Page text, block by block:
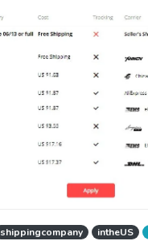
shippingcompany intheUS